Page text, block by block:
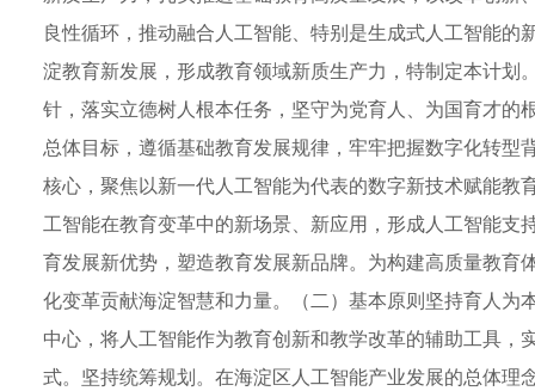
良性循环，推动融合人工智能、特别是生成式人工智能
淀教育新发展，形成教育领域新质生产力，特制定本计
针，落实立德树人根本任务，坚守为党育人、为国育才
总体目标，遵循基础教育发展规律，牢牢把握数字化转
核心，聚焦以新一代人工智能为代表的数字新技术赋能
工智能在教育变革中的新场景、新应用，形成人工智能
育发展新优势，塑造教育发展新品牌。为构建高质量教
化变革贡献海淀智慧和力量。（二）基本原则坚持育人
中心，将人工智能作为教育创新和教学改革的辅助工具
式。坚持统筹规划。在海淀区人工智能产业发展的总体理